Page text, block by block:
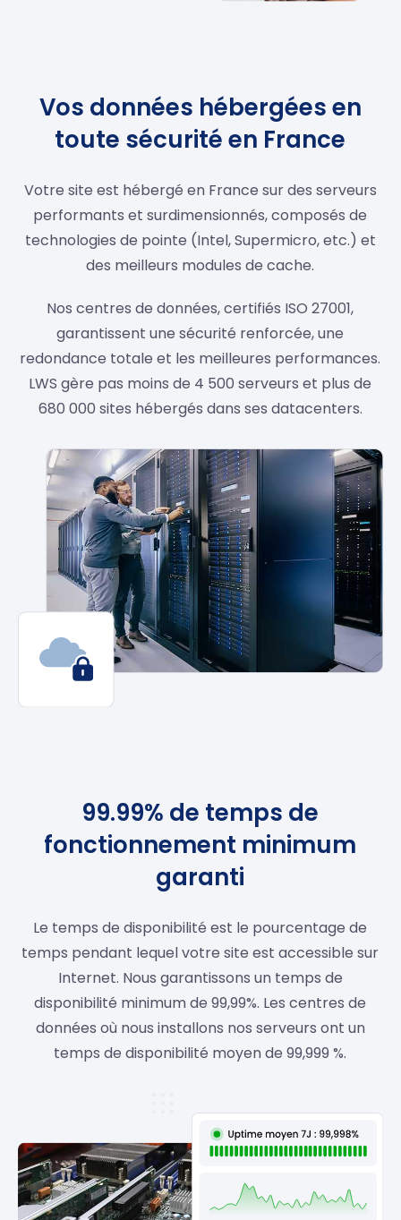
Vos données hébergées en
toute sécurité en France
Votre site est hébergé en France sur des serveurs
performants et surdimensionnés, composés de
technologies de pointe (Intel, Supermicro, etc.) et
des meilleurs modules de cache.
Nos centres de données, certifiés ISO 27001,
garantissent une sécurité renforcée, une
redondance totale et les meilleures performances.
LWS gère pas moins de 4 500 serveurs et plus de
680 000 sites hébergés dans ses datacenters.
99.99% de temps de
fonctionnement minimum
garanti
Le temps de disponibilité est le pourcentage de
temps pendant lequel votre site est accessible sur
Internet. Nous garantissons un temps de
disponibilité minimum de 99,99%. Les centres de
données où nous installons nos serveurs ont un
temps de disponibilité moyen de 99,999 %.